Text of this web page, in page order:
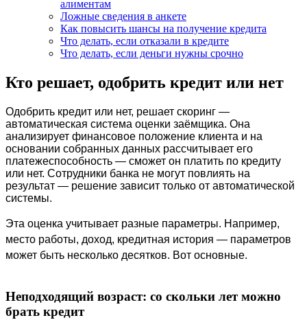
алиментам
Ложные сведения в анкете
Как повысить шансы на получение кредита
Что делать, если отказали в кредите
Что делать, если деньги нужны срочно
Кто решает, одобрить кредит или нет
Одобрить кредит или нет, решает скоринг —
автоматическая система оценки заёмщика. Она
анализирует финансовое положение клиента и на
основании собранных данных рассчитывает его
платежеспособность — сможет он платить по кредиту
или нет. Сотрудники банка не могут повлиять на
результат — решение зависит только от автоматической
системы.
Эта оценка учитывает разные параметры. Например,
место работы, доход, кредитная история — параметров
может быть несколько десятков. Вот основные.
Неподходящий возраст: со скольки лет можно
брать кредит